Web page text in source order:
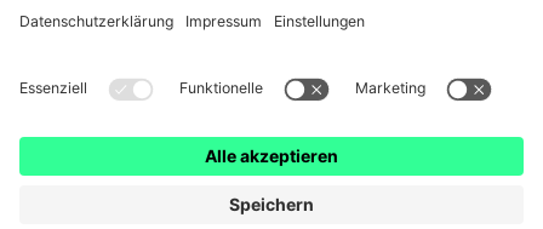
Gesetzl. Erstinformation Impressum
Datenschutz
Barrierefreiheit
Cookie Einstellungen
dentolo ist eine Marke der © getolo GmbH